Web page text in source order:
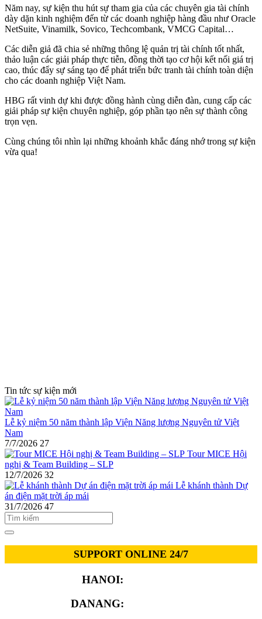
Năm nay, sự kiện thu hút sự tham gia của các chuyên gia tài chính
dày dặn kinh nghiệm đến từ các doanh nghiệp hàng đầu như Oracle
NetSuite, Vinamilk, Sovico, Techcombank, VMCG Capital…
Các diễn giả đã chia sẻ những thông lệ quản trị tài chính tốt nhất,
thảo luận các giải pháp thực tiễn, đồng thời tạo cơ hội kết nối giá trị
cao, thúc đẩy sự sáng tạo để phát triển bức tranh tài chính toàn diện
cho các doanh nghiệp Việt Nam.
HBG rất vinh dự khi được đồng hành cùng diễn đàn, cung cấp các
giải pháp sự kiện chuyên nghiệp, góp phần tạo nên sự thành công
trọn vẹn.
Cùng chúng tôi nhìn lại những khoảnh khắc đáng nhớ trong sự kiện
vừa qua!
Tin tức sự kiện mới
Lễ kỷ niệm 50 năm thành lập Viện Năng lượng Nguyên tử Việt
Nam
7/7/2026 27
Tour MICE Hội
nghị & Team Building – SLP
12/7/2026 32
Lễ khánh thành Dự
án điện mặt trời áp mái
31/7/2026 47
SUPPORT ONLINE 24/7
HANOI:
DANANG: